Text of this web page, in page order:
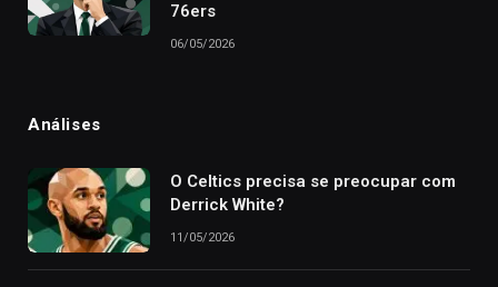
76ers
06/05/2026
Análises
O Celtics precisa se preocupar com
Derrick White?
11/05/2026